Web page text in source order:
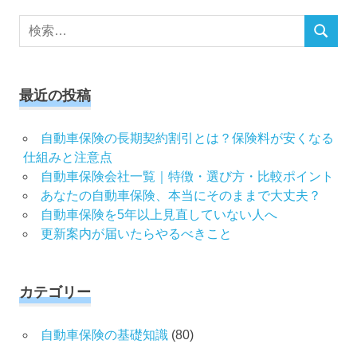
ジ
送
検
検
最近の投稿
自動車保険の長期契約割引とは？保険料が安くなる
仕組みと注意点
自動車保険会社一覧｜特徴・選び方・比較ポイント
あなたの自動車保険、本当にそのままで大丈夫？
自動車保険を5年以上見直していない人へ
更新案内が届いたらやるべきこと
カテゴリー
自動車保険の基礎知識(80)